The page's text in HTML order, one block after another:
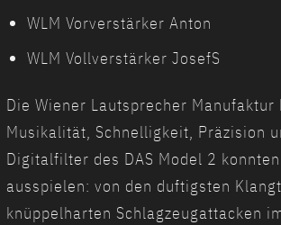
WLM Vorverstärker Anton
WLM Vollverstärker JosefS
Die Wiener Lautsprecher
Musikalität, Schnelligkeit, Präzision
Digitalfilter des DAS Model 2
ausspielen: von den duftigsten
knüppelharten Schlagzeugattacken